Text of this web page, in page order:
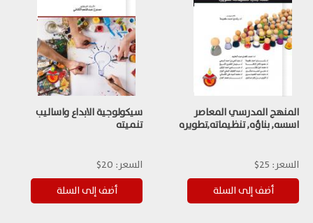
المنهج المدرسي المعاصر
اسسه, بناؤه, تنظيماته,تطويره
السعر: 25$
سيكولوجية الابداع واساليب
تنميته
السعر: 20$